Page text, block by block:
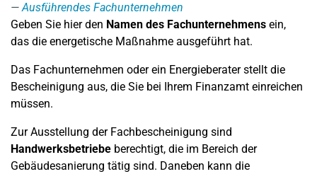
Ausführendes Fachunternehmen
Geben Sie hier den Namen des Fachunternehmens ein,
das die energetische Maßnahme ausgeführt hat.
Das Fachunternehmen oder ein Energieberater stellt die
Bescheinigung aus, die Sie bei Ihrem Finanzamt einreichen
müssen.
Zur Ausstellung der Fachbescheinigung sind
Handwerksbetriebe berechtigt, die im Bereich der
Gebäudesanierung tätig sind. Daneben kann die